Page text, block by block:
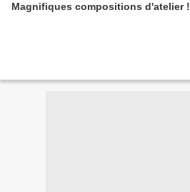
Magnifiques compositions d'atelier !